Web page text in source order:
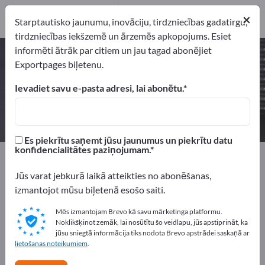
Piedziņas siksnas – atrodiet
ražotājus un piegādātājus
2
Ražotājs
Exportpages Sastāvdaļas un Daļas
Piedziņas siksnas
Reklāmējieties bez maksas
Exportpages!
Pieprasījumi – Piedāvājumi – Lietotas preces – Biznesa
×
Starptautisko jaunumu, inovāciju, tirdzniecības gadatirgu,
tirdzniecības iekšzemē un ārzemēs apkopojums. Esiet
informēti ātrāk par citiem un jau tagad abonējiet
Exportpages biļetenu.
Ievadiet savu e-pasta adresi, lai abonētu.
Es piekrītu saņemt jūsu jaunumus un piekrītu datu
konfidencialitātes paziņojumam.
Jūs varat jebkurā laikā atteikties no abonēšanas,
izmantojot mūsu biļetenā esošo saiti.
Mēs izmantojam Brevo kā savu mārketinga platformu.
Noklikšķinot zemāk, lai nosūtītu šo veidlapu, jūs apstiprināt, ka
jūsu sniegtā informācija tiks nodota Brevo apstrādei saskaņā ar
lietošanas noteikumiem.